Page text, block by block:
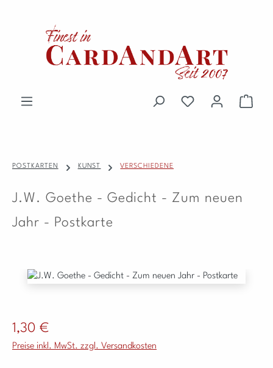
Du hast 0 Produkte
POSTKARTEN KUNST VERSCHIEDENE
J.W. Goethe - Gedicht - Zum neuen
Jahr - Postkarte
Bildergalerie überspringen
Regulärer Preis:
1,30 €
Preise inkl. MwSt. zzgl. Versandkosten